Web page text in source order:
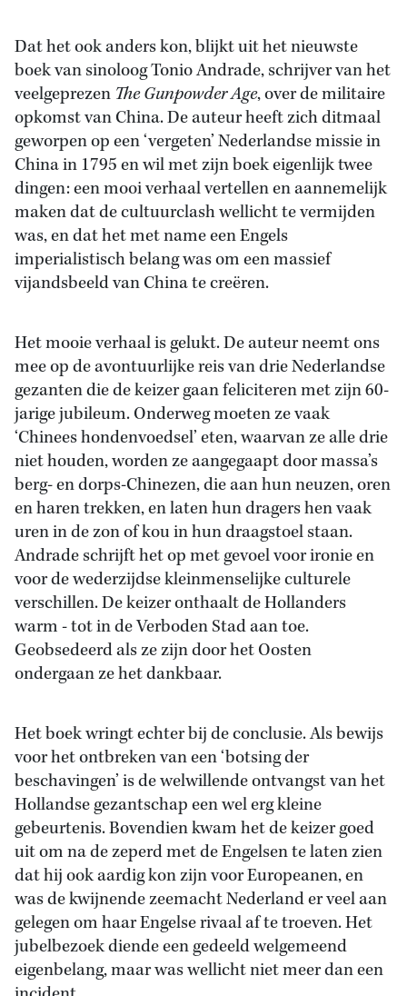
Dat het ook anders kon, blijkt uit het nieuwste
boek van sinoloog Tonio Andrade, schrijver van het
veelgeprezen The Gunpowder Age, over de militaire
opkomst van China. De auteur heeft zich ditmaal
geworpen op een ‘vergeten’ Nederlandse missie in
China in 1795 en wil met zijn boek eigenlijk twee
dingen: een mooi verhaal vertellen en aannemelijk
maken dat de cultuurclash wellicht te vermijden
was, en dat het met name een Engels
imperialistisch belang was om een massief
vijandsbeeld van China te creëren.
Het mooie verhaal is gelukt. De auteur neemt ons
mee op de avontuurlijke reis van drie Nederlandse
gezanten die de keizer gaan feliciteren met zijn 60-
jarige jubileum. Onderweg moeten ze vaak
‘Chinees hondenvoedsel’ eten, waarvan ze alle drie
niet houden, worden ze aangegaapt door massa’s
berg- en dorps-Chinezen, die aan hun neuzen, oren
en haren trekken, en laten hun dragers hen vaak
uren in de zon of kou in hun draagstoel staan.
Andrade schrijft het op met gevoel voor ironie en
voor de wederzijdse kleinmenselijke culturele
verschillen. De keizer onthaalt de Hollanders
warm - tot in de Verboden Stad aan toe.
Geobsedeerd als ze zijn door het Oosten
ondergaan ze het dankbaar.
Het boek wringt echter bij de conclusie. Als bewijs
voor het ontbreken van een ‘botsing der
beschavingen’ is de welwillende ontvangst van het
Hollandse gezantschap een wel erg kleine
gebeurtenis. Bovendien kwam het de keizer goed
uit om na de zeperd met de Engelsen te laten zien
dat hij ook aardig kon zijn voor Europeanen, en
was de kwijnende zeemacht Nederland er veel aan
gelegen om haar Engelse rivaal af te troeven. Het
jubelbezoek diende een gedeeld welgemeend
eigenbelang, maar was wellicht niet meer dan een